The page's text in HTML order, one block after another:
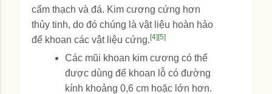
cẩm thạch và đá. Kim cương cứng hơn
thủy tinh, do đó chúng là vật liệu hoàn hảo
để khoan các vật liệu cứng. [4] [5]
Các mũi khoan kim cương có thể
được dùng để khoan lỗ có đường
kính khoảng 0,6 cm hoặc lớn hơn.